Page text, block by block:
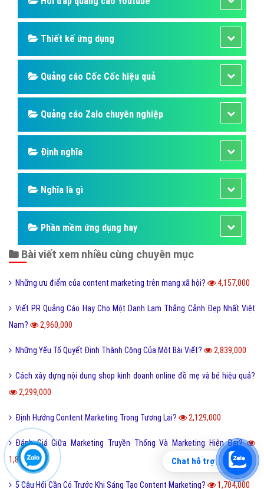
Thiết kế ứng dụng
Quảng cáo Cốc Cốc hiệu quả
Quảng cáo Zalo chuyên nghiệp
Định nghĩa
Nghĩa là gì
Phần mềm ứng dụng hay
Bài viết xem nhiều cùng chuyên mục
Những ưu điểm của content marketing trên mạng xã hội? 4,157,000
Viết PR Quảng Cáo Hay Cho Một Danh Lam Thắng Cảnh Đẹp Nhất Việt
Nam?
2,960,000
Những Yếu Tố Quyết Định Thành Công Của Một Bài Viết? 2,839,000
Cách xây dựng nội dung shop kinh doanh online đồ mẹ và bé hiệu quả?
2,299,000
Định Hướng Content Marketing Trong Tương Lai? 2,129,000
Đánh Giá Giữa Marketing Truyền Thống Và Marketing Hiện Đại?
1,885,000
5 Câu Hỏi Cần Có Trước Khi Sáng Tạo Content Marketing? 1,704,000
Chat hỗ trợ